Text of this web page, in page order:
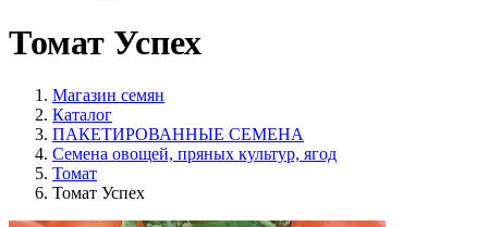
Томат Успех
Магазин семян
Каталог
ПАКЕТИРОВАННЫЕ СЕМЕНА
Семена овощей, пряных культур, ягод
Томат
Томат Успех